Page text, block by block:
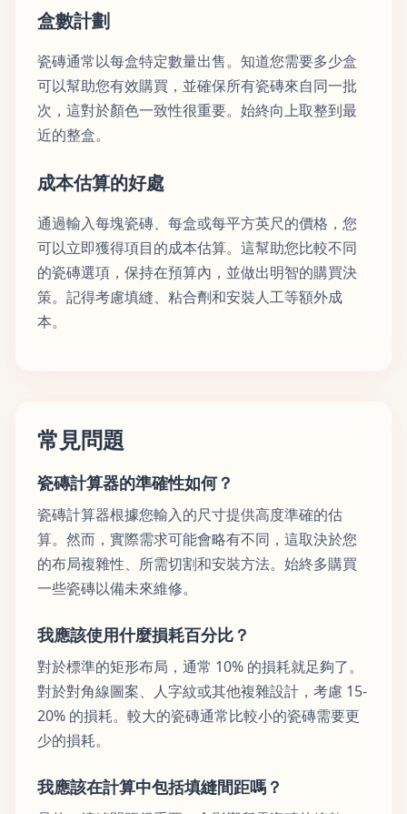
盒數計劃
瓷磚通常以每盒特定數量出售。知道您需要多少盒
可以幫助您有效購買，並確保所有瓷磚來自同一批
次，這對於顏色一致性很重要。始終向上取整到最
近的整盒。
成本估算的好處
通過輸入每塊瓷磚、每盒或每平方英尺的價格，您
可以立即獲得項目的成本估算。這幫助您比較不同
的瓷磚選項，保持在預算內，並做出明智的購買決
策。記得考慮填縫、粘合劑和安裝人工等額外成
本。
常見問題
瓷磚計算器的準確性如何？
瓷磚計算器根據您輸入的尺寸提供高度準確的估
算。然而，實際需求可能會略有不同，這取決於您
的布局複雜性、所需切割和安裝方法。始終多購買
一些瓷磚以備未來維修。
我應該使用什麼損耗百分比？
對於標準的矩形布局，通常 10% 的損耗就足夠了。
對於對角線圖案、人字紋或其他複雜設計，考慮 15-
20% 的損耗。較大的瓷磚通常比較小的瓷磚需要更
少的損耗。
我應該在計算中包括填縫間距嗎？